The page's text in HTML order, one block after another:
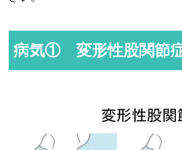
病気① 変形性股関節症